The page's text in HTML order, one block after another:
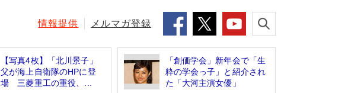
情報提供 メルマガ登録
【写真4枚】「北川景子」
父が海上自衛隊のHPに登
場 三菱重工の重役、...
「創価学会」新年会で「生
粋の学会っ子」と紹介され
た「大河主演女優」